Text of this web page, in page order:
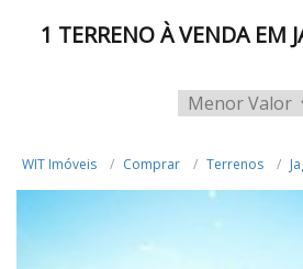
1 TERRENO À VENDA EM
WIT Imóveis Comprar Terrenos